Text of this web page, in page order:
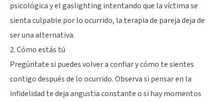
psicológica y elgaslighting intentando que la víctima se
sienta culpable por lo ocurrido, la terapia de pareja deja de
ser una alternativa.
2. Cómo estás tú
Pregúntate si puedes volver a confiar y cómo te sientes
contigo después de lo ocurrido. Observa si pensar en la
infidelidad te deja angustia constante o si hay momentos